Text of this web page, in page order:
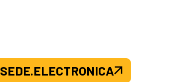
SEDE.ELECTRONICA